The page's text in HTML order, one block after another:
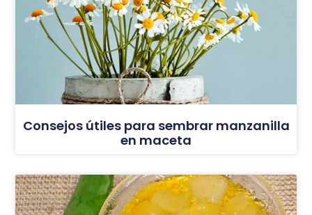
Consejos útiles para sembrar manzanilla
en maceta